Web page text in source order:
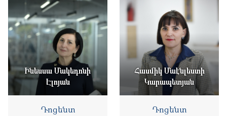
Ինեսսա Մակեդոնի
Էլոյան
Դոցենտ
Հասմիկ Մաէնլեստի
Կարապետյան
Դոցենտ